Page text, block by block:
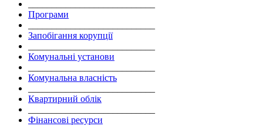
Програми
Запобігання корупції
Комунальні установи
Комунальна власність
Квартирний облік
Фінансові ресурси